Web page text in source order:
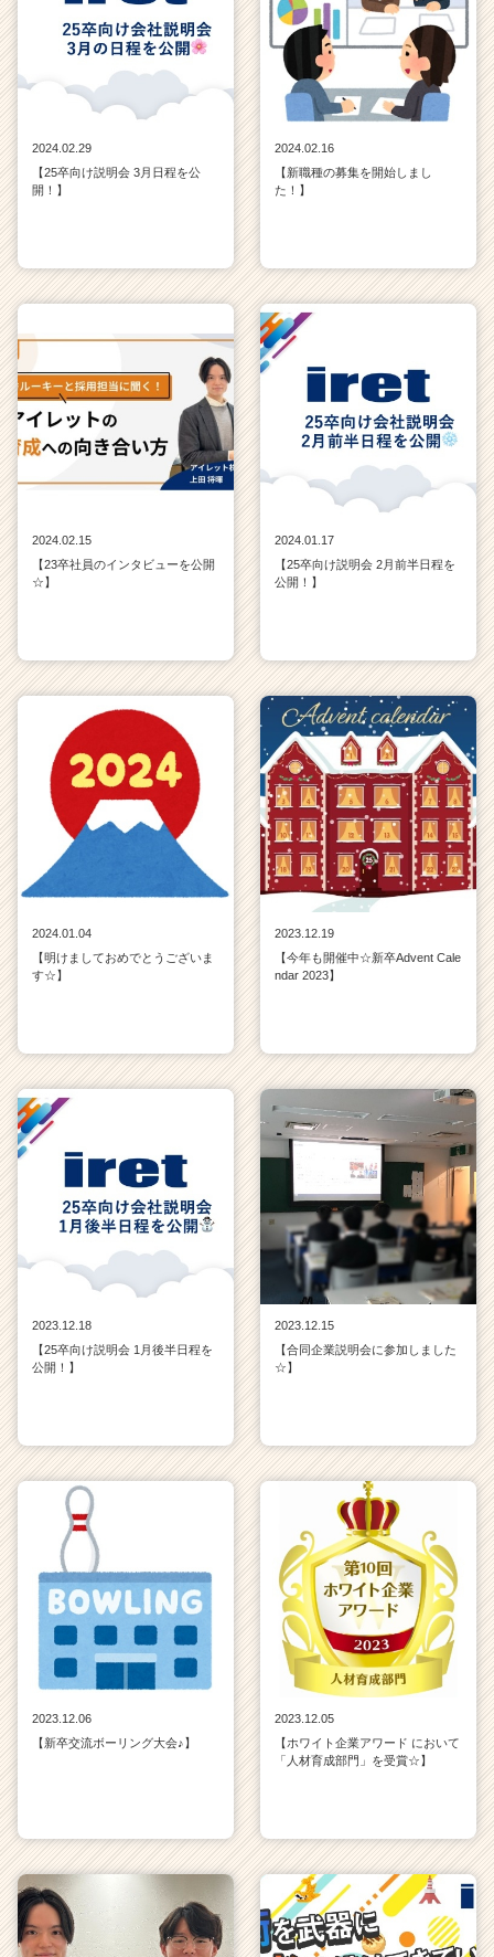
2024.02.29
【25卒向け説明会 3月日程を公
開！】
2024.02.16
【新職種の募集を開始しまし
た！】
2024.02.15
【23卒社員のインタビューを公開
☆】
2024.01.17
【25卒向け説明会 2月前半日程を
公開！】
2024.01.04
【明けましておめでとうございま
す☆】
2023.12.19
【今年も開催中☆新卒Advent Cale
ndar 2023】
2023.12.18
【25卒向け説明会 1月後半日程を
公開！】
2023.12.15
【合同企業説明会に参加しました
☆】
2023.12.06
【新卒交流ボーリング大会♪】
2023.12.05
【ホワイト企業アワード において
「人材育成部門」を受賞☆】